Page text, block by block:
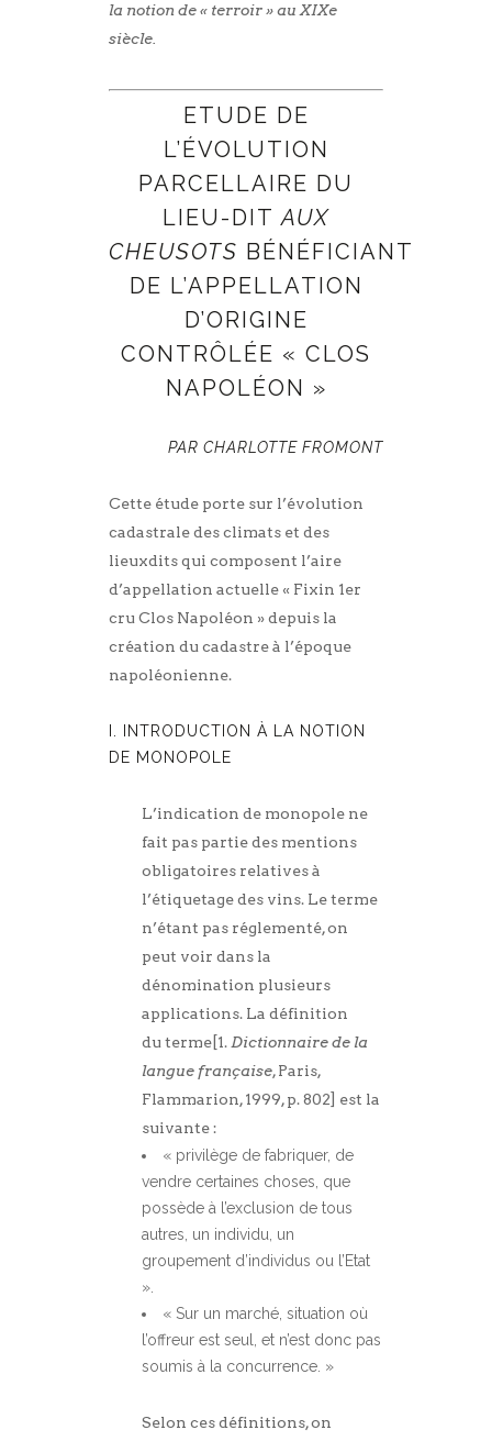
la notion de « terroir » au XIXe
siècle.
ETUDE DE
L’ÉVOLUTION
PARCELLAIRE DU
LIEU-DITAUX
CHEUSOTS BÉNÉFICIANT
DE L’APPELLATION
D’ORIGINE
CONTRÔLÉE « CLOS
NAPOLÉON »
PAR CHARLOTTE FROMONT
Cette étude porte sur l’évolution
cadastrale des climats et des
lieuxdits qui composent l’aire
d’appellation actuelle « Fixin 1er
cru Clos Napoléon » depuis la
création du cadastre à l’époque
napoléonienne.
I. INTRODUCTION À LA NOTION
DE MONOPOLE
L’indication de monopole ne
fait pas partie des mentions
obligatoires relatives à
l’étiquetage des vins. Le terme
n’étant pas réglementé, on
peut voir dans la
dénomination plusieurs
applications. La définition
du terme[1. Dictionnaire de la
langue française, Paris,
Flammarion, 1999, p. 802] est la
suivante :
« privilège de fabriquer, de
vendre certaines choses, que
possède à l’exclusion de tous
autres, un individu, un
groupement d’individus ou l’Etat
».
« Sur un marché, situation où
l’offreur est seul, et n’est donc pas
soumis à la concurrence. »
Selon ces définitions, on